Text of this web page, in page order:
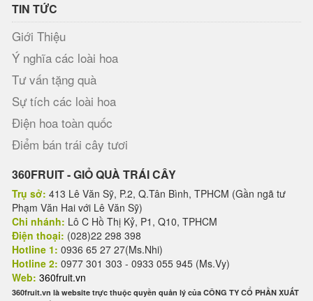
TIN TỨC
Giới Thiệu
Ý nghĩa các loài hoa
Tư vấn tặng quà
Sự tích các loài hoa
Điện hoa toàn quốc
Điểm bán trái cây tươi
360FRUIT - GIỎ QUÀ TRÁI CÂY
Trụ sở: 413 Lê Văn Sỹ, P.2, Q.Tân Bình, TPHCM (Gần ngã tư
Phạm Văn Hai với Lê Văn Sỹ)
Chi nhánh: Lô C Hồ Thị Kỷ, P1, Q10, TPHCM
Điện thoại: (028)22 298 398
Hotline 1: 0936 65 27 27(Ms.Nhi)
Hotline 2: 0977 301 303 - 0933 055 945 (Ms.Vy)
Web: 360fruit.vn
360fruit.vn là website trực thuộc quyền quản lý của CÔNG TY CỔ PHẦN XUẤT